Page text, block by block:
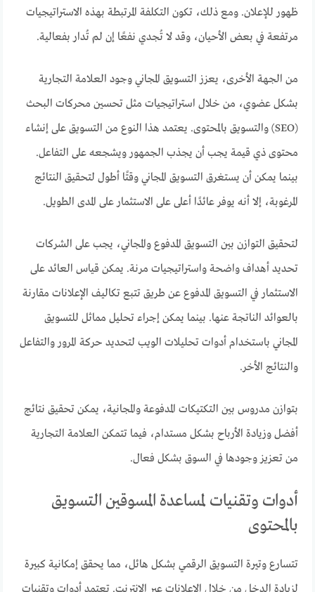
ظهور للإعلان. ومع ذلك، تكون التكلفة المرتبطة بهذه الاستراتيجيات
مرتفعة في بعض الأحيان، وقد لا تُجدي نفعًا إن لم تُدار بفعالية.
من الجهة الأخرى، يعزز التسويق المجاني وجود العلامة التجارية
بشكل عضوي، من خلال استراتيجيات مثل تحسين محركات البحث
(SEO) والتسويق بالمحتوى. يعتمد هذا النوع من التسويق على إنشاء
محتوى ذي قيمة يجب أن يجذب الجمهور ويشجعه على التفاعل.
بينما يمكن أن يستغرق التسويق المجاني وقتًا أطول لتحقيق النتائج
المرغوبة، إلا أنه يوفر عائدًا أعلى على الاستثمار على المدى الطويل.
لتحقيق التوازن بين التسويق المدفوع والمجاني، يجب على الشركات
تحديد أهداف واضحة واستراتيجيات مرنة. يمكن قياس العائد على
الاستثمار في التسويق المدفوع عن طريق تتبع تكاليف الإعلانات مقارنة
بالعوائد الناتجة عنها. بينما يمكن إجراء تحليل مماثل للتسويق
المجاني باستخدام أدوات تحليلات الويب لتحديد حركة المرور والتفاعل
والنتائج الأخر.
بتوازن مدروس بين التكتيكات المدفوعة والمجانية، يمكن تحقيق نتائج
أفضل وزيادة الأرباح بشكل مستدام، فيما تتمكن العلامة التجارية
من تعزيز وجودها في السوق بشكل فعال.
أدوات وتقنيات لمساعدة المسوقين التسويق
بالمحتوى
تتسارع وتيرة التسويق الرقمي بشكل هائل، مما يحقق إمكانية كبيرة